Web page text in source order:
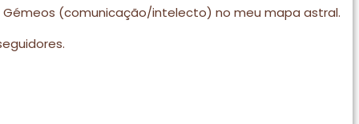
Gémeos (comunicação/intelecto) no meu mapa astral.